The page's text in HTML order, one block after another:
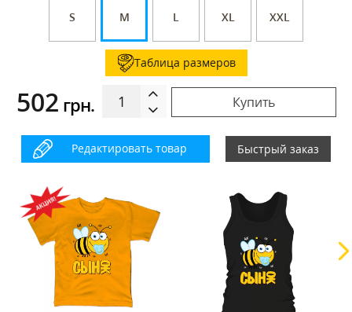
S M L XL XXL
Таблица размеров
502 грн. Купить
Редактировать товар Быстрый заказ